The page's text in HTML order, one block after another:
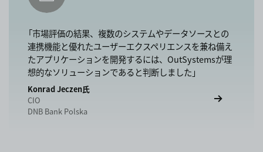
「市場評価の結果、複数のシステムやデータソースとの
連携機能と優れたユーザーエクスペリエンスを兼ね備え
たアプリケーションを開発するには、OutSystemsが理
想的なソリューションであると判断しました」
Konrad Jeczen氏
CIO
DNB Bank Polska